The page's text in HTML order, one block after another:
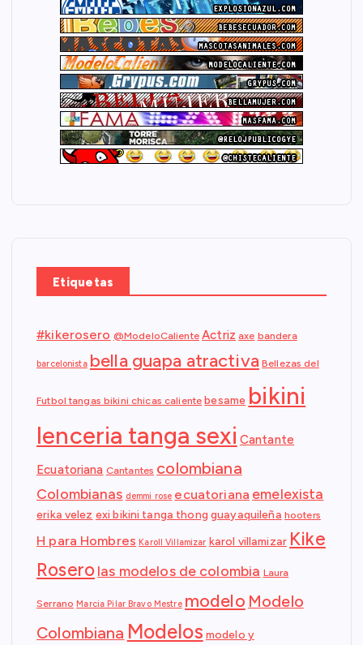
Etiquetas
#kikerosero @ModeloCaliente Actriz axe bandera
barcelonista bella guapa atractiva Bellezas del
Futbol tangas bikini chicas caliente besame bikini
lenceria tanga sexi Cantante
Ecuatoriana Cantantes colombiana
Colombianas demmi rose ecuatoriana emelexista
erika velez exi bikini tanga thong guayaquileña hooters
H para Hombres Karoll Villamizar karol villamizar Kike
Rosero las modelos de colombia Laura
Serrano Marcia Pilar Bravo Mestre modelo Modelo
Colombiana Modelos modelo y